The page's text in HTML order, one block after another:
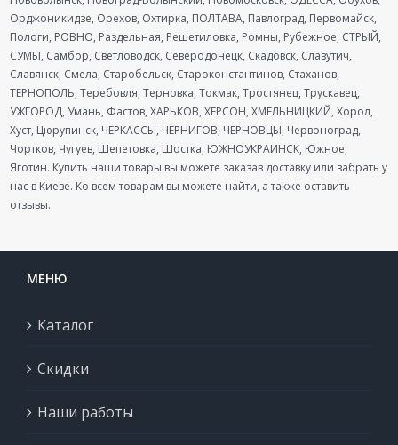
Орджоникидзе, Орехов, Охтирка, ПОЛТАВА, Павлоград, Первомайск,
Пологи, РОВНО, Раздельная, Решетиловка, Ромны, Рубежное, СТРЫЙ,
СУМЫ, Самбор, Светловодск, Северодонецк, Скадовск, Славутич,
Славянск, Смела, Старобельск, Староконстантинов, Стаханов,
ТЕРНОПОЛЬ, Теребовля, Терновка, Токмак, Тростянец, Трускавец,
УЖГОРОД, Умань, Фастов, ХАРЬКОВ, ХЕРСОН, ХМЕЛЬНИЦКИЙ, Хорол,
Хуст, Цюрупинск, ЧЕРКАССЫ, ЧЕРНИГОВ, ЧЕРНОВЦЫ, Червоноград,
Чортков, Чугуев, Шепетовка, Шостка, ЮЖНОУКРАИНСК, Южное,
Яготин. Купить наши товары вы можете заказав доставку или забрать у
нас в Киеве. Ко всем товарам вы можете найти, а также оставить
отзывы.
МЕНЮ
Каталог
Скидки
Наши работы